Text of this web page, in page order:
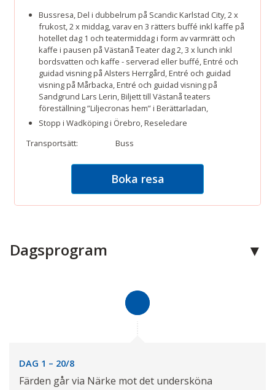
Bussresa, Del i dubbelrum på Scandic Karlstad City, 2 x
frukost, 2 x middag, varav en 3 rätters buffé inkl kaffe på
hotellet dag 1 och teatermiddag i form av varmrätt och
kaffe i pausen på Västanå Teater dag 2, 3 x lunch inkl
bordsvatten och kaffe - serverad eller buffé, Entré och
guidad visning på Alsters Herrgård, Entré och guidad
visning på Mårbacka, Entré och guidad visning på
Sandgrund Lars Lerin, Biljett till Västanå teaters
föreställning ”Liljecronas hem” i Berättarladan,
Stopp i Wadköping i Örebro, Reseledare
Transportsätt:
Buss
Boka resa
Dagsprogram
DAG 1 – 20/8
Färden går via Närke mot det undersköna